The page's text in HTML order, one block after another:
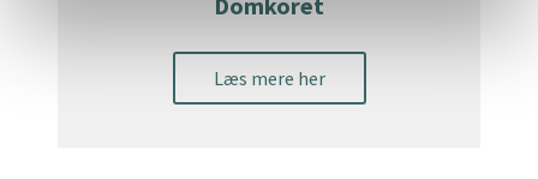
Læs mere her